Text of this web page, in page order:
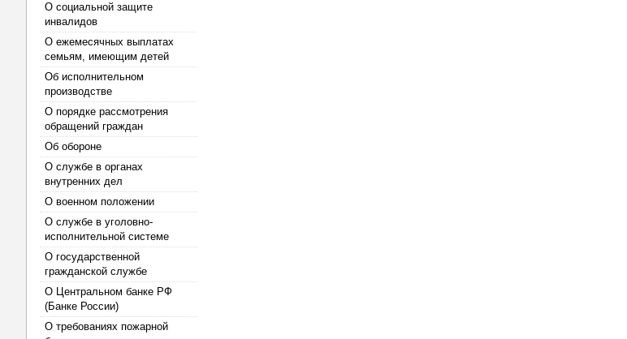
О социальной защите
инвалидов
О ежемесячных выплатах
семьям, имеющим детей
Об исполнительном
производстве
О порядке рассмотрения
обращений граждан
Об обороне
О службе в органах
внутренних дел
О военном положении
О службе в уголовно-
исполнительной системе
О государственной
гражданской службе
О Центральном банке РФ
(Банке России)
О требованиях пожарной